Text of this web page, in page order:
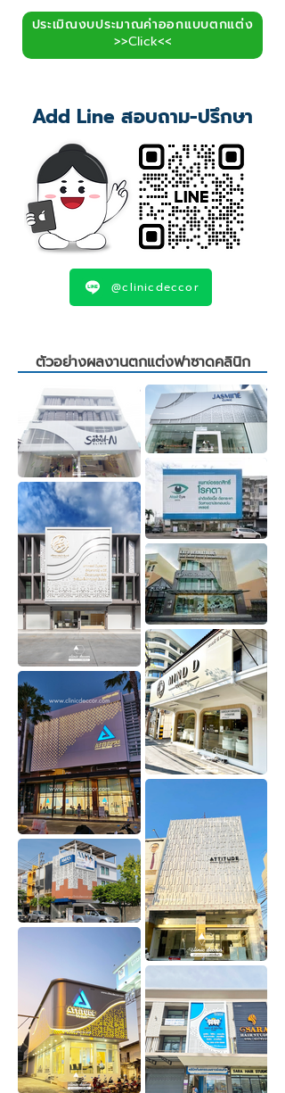
ประเมิณงบประมาณค่าออกแบบตกแต่ง
>>Click<<
Add Line สอบถาม-ปรึกษา
@clinicdeccor
ตัวอย่างผลงานตกแต่งฟาซาดคลินิก